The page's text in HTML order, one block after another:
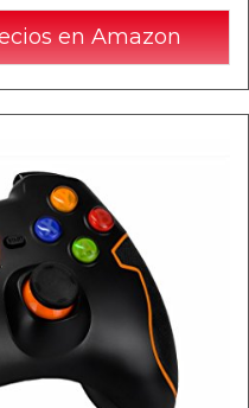
en Amazon